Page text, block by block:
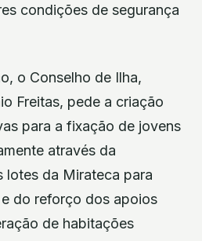
condições de segurança
o Conselho de Ilha,
Freitas, pede a criação
para a fixação de jovens
através da
lotes da Mirateca para
do reforço dos apoios
de habitações